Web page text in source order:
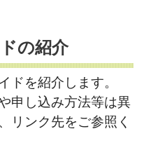
の紹介
ドを紹介します。
申し込み方法等は異
リンク先をご参照く